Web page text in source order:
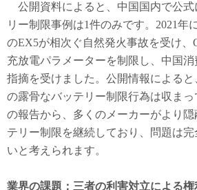
公開資料によると、中国国内で公式
リー制限事例は1件のみです。2021年に
のEX5が相次ぐ自然発火事故を受け
充放電パラメーターを制限し、中国
指摘を受けました。公開情報による
の露骨なバッテリー制限行為は収ま
の報告から、多くのメーカーがより
テリー制限を継続しており、問題は
いと考えられます。
業界の課題：三者の利害対立による